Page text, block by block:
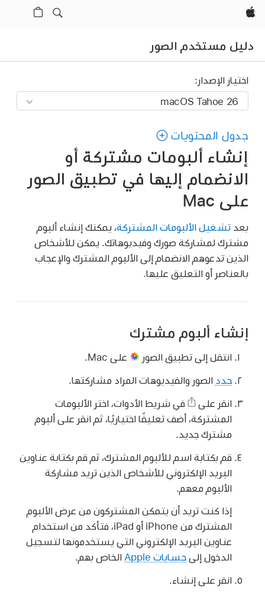
Apple‏
دليل مستخدم الصور
اختيار الإصدار:
جدول المحتويات
إنشاء ألبومات مشتركة أو
الانضمام إليها في تطبيق الصور
على Mac
بعد تشغيل الألبومات المشتركة، يمكنك إنشاء ألبوم
مشترك لمشاركة صورك وفيديوهاتك. يمكن للأشخاص
الذين تدعوهم الانضمام إلى الألبوم المشترك والإعجاب
بالعناصر أو التعليق عليها.
إنشاء ألبوم مشترك
انتقل إلى تطبيق الصور على Mac.
حدد الصور والفيديوهات المراد مشاركتها.
انقر على
في شريط الأدوات، اختر الألبومات
المشتركة، أضف تعليقًا اختياريًا، ثم انقر على ألبوم
مشترك جديد.
قم بكتابة اسم للألبوم المشترك، ثم قم بكتابة عناوين
البريد الإلكتروني للأشخاص الذين تريد مشاركة
الألبوم معهم.
إذا كنت تريد أن يتمكن المشتركون من عرض الألبوم
المشترك من iPhone أو iPad، فتأكد من استخدام
عناوين البريد الإلكتروني التي يستخدمونها لتسجيل
الدخول إلىحسابات Apple الخاص بهم.
انقر على إنشاء.